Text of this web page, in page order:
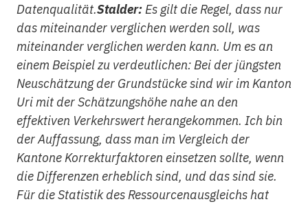
Datenqualität.Stalder:Es gilt die Regel, dass nur
das miteinander verglichen werden soll, was
miteinander verglichen werden kann. Um es an
einem Beispiel zu verdeutlichen: Bei der jüngsten
Neuschätzung der Grundstücke sind wir im Kanton
Uri mit der Schätzungshöhe nahe an den
effektiven Verkehrswert herangekommen. Ich bin
der Auffassung, dass man im Vergleich der
Kantone Korrekturfaktoren einsetzen sollte, wenn
die Differenzen erheblich sind, und das sind sie.
Für die Statistik des Ressourcenausgleichs hat